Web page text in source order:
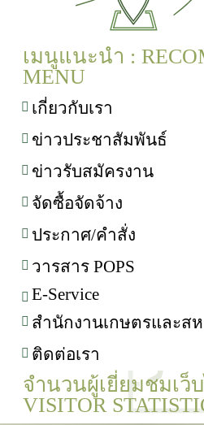
เมนูแนะนำ :
MENU
เกี่ยวกับเรา
ข่าวประชาสัมพันธ์
ข่าวรับสมัครงาน
จัดซื้อจัดจ้าง
ประกาศ/คำสั่ง
วารสาร POPS
E-Service
สำนักงานเกษตรและส
ติดต่อเรา
จำนวนผู้เยี่ยมชมเว็
VISITOR